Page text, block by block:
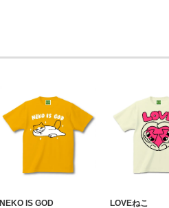
NEKO IS GOD
LOVEねこ